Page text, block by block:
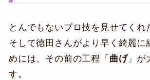
とんでもないプロ技を見せてくれ
そして徳田さんがより早く綺麗に
めには、その前の工程「 曲げ」が
す。